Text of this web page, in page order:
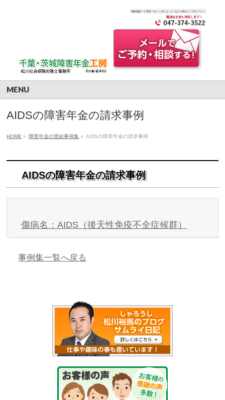
MENU
AIDSの障害年金の請求事例
HOME » 障害年金の受給事例集 » AIDSの障害年金の請求事例
AIDSの障害年金の請求事例
傷病名：AIDS（後天性免疫不全症候群）
事例集一覧へ戻る